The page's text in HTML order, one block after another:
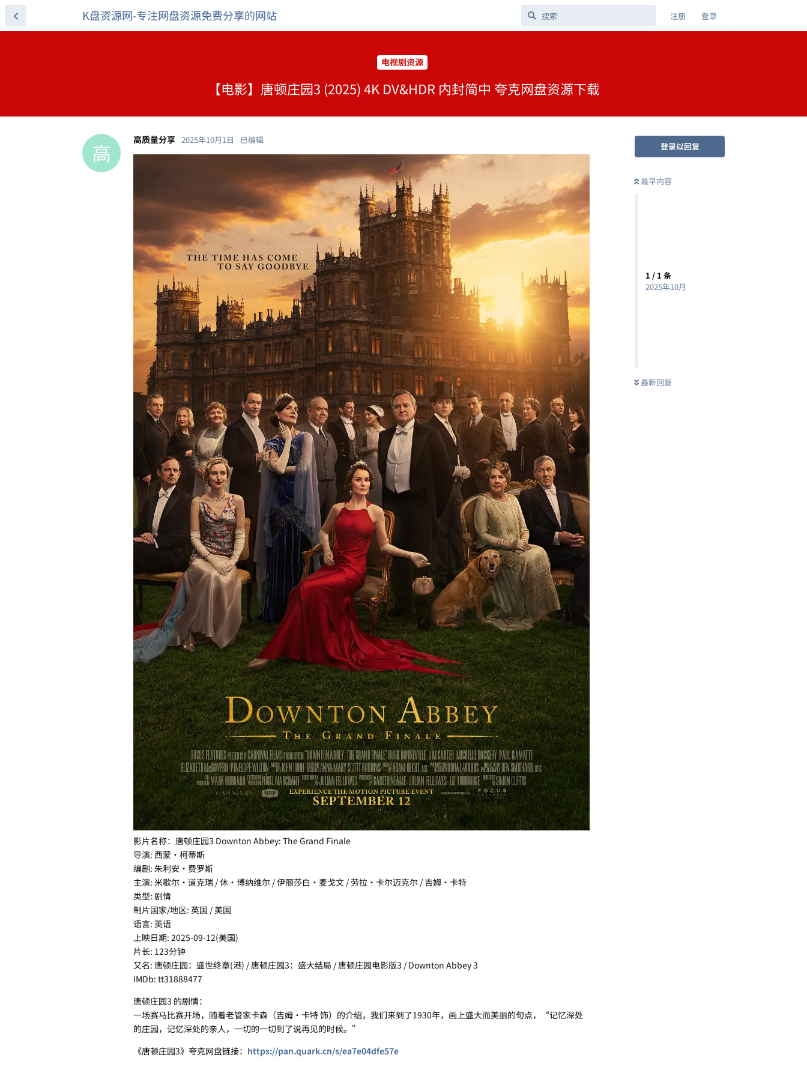
K盘资源网-专注网盘资源免费分享的网站 注册 登录
电视剧资源
【电影】唐顿庄园3 (2025) 4K DV&HDR 内封简中 夸克网盘资源下载
登录以回复
最早内容
1 / 1 条
2025年10月
最新回复
高 高质量分享 2025年10月1日 已编辑
影片名称：唐顿庄园3 Downton Abbey: The Grand Finale
导演: 西蒙·柯蒂斯
编剧: 朱利安·费罗斯
主演: 米歇尔·道克瑞 / 休·博纳维尔 / 伊丽莎白·麦戈文 / 劳拉·卡尔迈克尔 / 吉姆·卡特
类型: 剧情
制片国家/地区: 英国 / 美国
语言: 英语
上映日期: 2025-09-12(美国)
片长: 123分钟
又名: 唐顿庄园：盛世终章(港) / 唐顿庄园3：盛大结局 / 唐顿庄园电影版3 / Downton Abbey 3
IMDb: tt31888477
唐顿庄园3 的剧情：
一场赛马比赛开场，随着老管家卡森（吉姆·卡特 饰）的介绍，我们来到了1930年，画上盛大而美丽的句点，“记忆深处
的庄园，记忆深处的亲人，一切的一切到了说再见的时候。”
《唐顿庄园3》夸克网盘链接： https://pan.quark.cn/s/ea7e04dfe57e